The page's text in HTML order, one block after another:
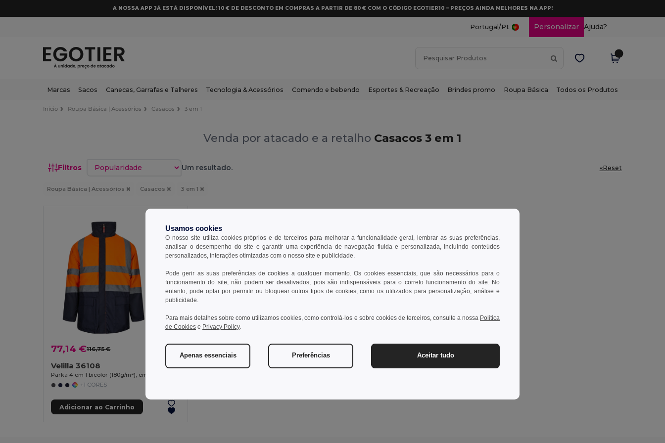
A NOSSA APP JÁ ESTÁ DISPONÍVEL! 10 € DE DESCONTO EM COMPRAS A PARTIR DE 80 € COM O CÓDIGO EGOTIER10 – PREÇOS AINDA MELHORES NA APP!
Portugal /Pt Personalizar Ajuda?
Marcas Sacos Canecas, Garrafas e Talheres Tecnologia & Acessórios Comendo e bebendo Esportes & Recreação Brindes promo Roupa Básica Todos os Produtos
Início Roupa Básica | Acessórios Casacos 3 em 1
Venda por atacado e a retalho Casacos 3 em 1
Filtros Classificar por Um resultado. «Reset
Roupa Básica | Acessórios Casacos 3 em 1
77,14 €116,75 € -34%
Velilla 36108
+1 CORES
Adicionar ao Carrinho
Usamos cookies
O nosso site utiliza cookies próprios e de terceiros para melhorar a funcionalidade geral, lembrar as suas preferências,
analisar o desempenho do site e garantir uma experiência de navegação fluida e personalizada, incluindo conteúdos
personalizados, interações otimizadas com o nosso site e publicidade.
Pode gerir as suas preferências de cookies a qualquer momento. Os cookies essenciais, que são necessários para o
funcionamento do site, não podem ser desativados, pois são indispensáveis para o correto funcionamento do site. No
entanto, pode optar por permitir ou bloquear outros tipos de cookies, como os utilizados para personalização, análise e
publicidade.
Para mais detalhes sobre como utilizamos cookies, como controlá-los e sobre cookies de terceiros, consulte a nossa Política
de Cookies e Privacy Policy.
Apenas essenciais Preferências Aceitar tudo